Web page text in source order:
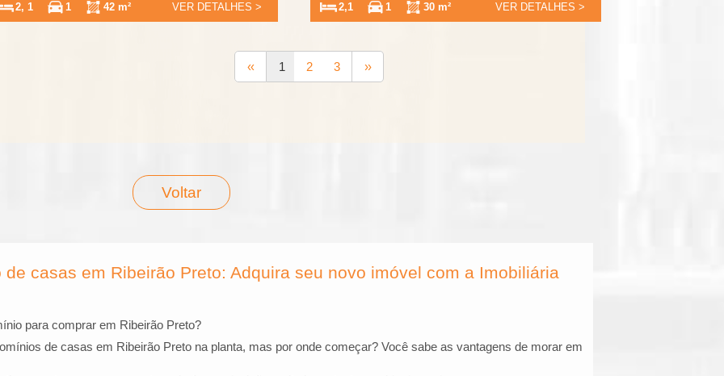
2, 1 1 42 m² VER DETALHES > 2,1 1 30 m² VER DETALHES >
‹‹ 1 2 3 ››
Voltar
casas em Ribeirão Preto: Adquira seu novo imóvel com a Imobiliária
para comprar em Ribeirão Preto?
de casas em Ribeirão Preto na planta, mas por onde começar? Você sabe as vantagens de morar em